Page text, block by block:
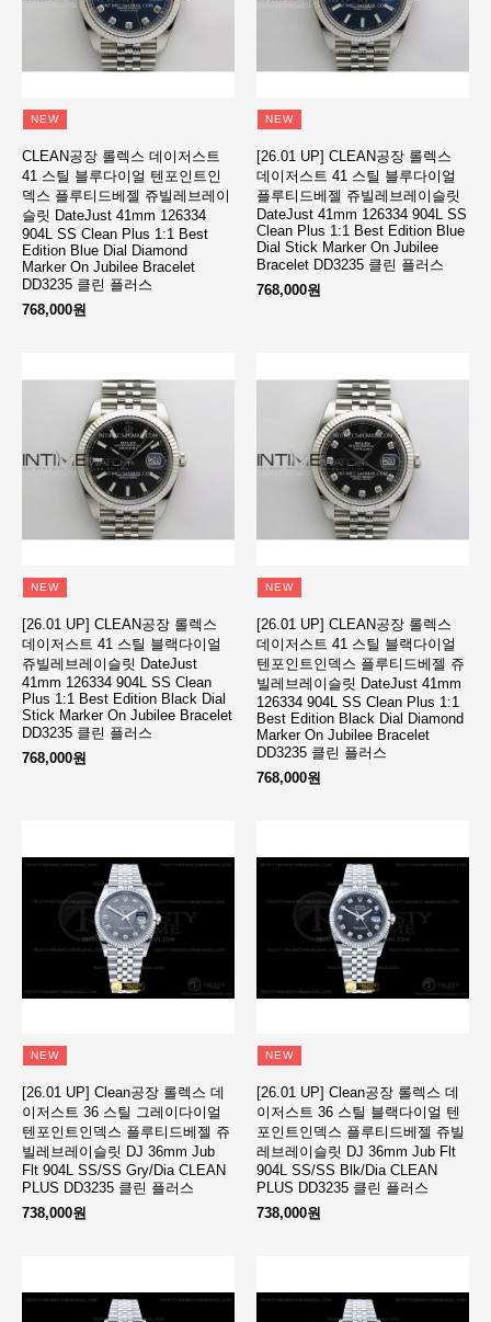
NEW
CLEAN공장 롤렉스 데이저스트
41 스틸 블루다이얼 텐포인트인
덱스 플루티드베젤 쥬빌레브레이
슬릿 DateJust 41mm 126334
904L SS Clean Plus 1:1 Best
Edition Blue Dial Diamond
Marker On Jubilee Bracelet
DD3235 클린 플러스
768,000원
NEW
[26.01 UP] CLEAN공장 롤렉스
데이저스트 41 스틸 블루다이얼
플루티드베젤 쥬빌레브레이슬릿
DateJust 41mm 126334 904L SS
Clean Plus 1:1 Best Edition Blue
Dial Stick Marker On Jubilee
Bracelet DD3235 클린 플러스
768,000원
NEW
[26.01 UP] CLEAN공장 롤렉스
데이저스트 41 스틸 블랙다이얼
쥬빌레브레이슬릿 DateJust
41mm 126334 904L SS Clean
Plus 1:1 Best Edition Black Dial
Stick Marker On Jubilee Bracelet
DD3235 클린 플러스
768,000원
NEW
[26.01 UP] CLEAN공장 롤렉스
데이저스트 41 스틸 블랙다이얼
텐포인트인덱스 플루티드베젤 쥬
빌레브레이슬릿 DateJust 41mm
126334 904L SS Clean Plus 1:1
Best Edition Black Dial Diamond
Marker On Jubilee Bracelet
DD3235 클린 플러스
768,000원
NEW
[26.01 UP] Clean공장 롤렉스 데
이저스트 36 스틸 그레이다이얼
텐포인트인덱스 플루티드베젤 쥬
빌레브레이슬릿 DJ 36mm Jub
Flt 904L SS/SS Gry/Dia CLEAN
PLUS DD3235 클린 플러스
738,000원
NEW
[26.01 UP] Clean공장 롤렉스 데
이저스트 36 스틸 블랙다이얼 텐
포인트인덱스 플루티드베젤 쥬빌
레브레이슬릿 DJ 36mm Jub Flt
904L SS/SS Blk/Dia CLEAN
PLUS DD3235 클린 플러스
738,000원